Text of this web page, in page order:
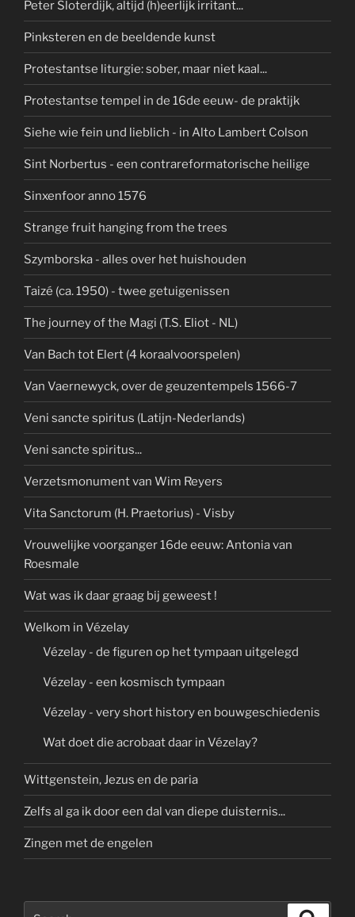
Peter Sloterdijk, altijd (h)eerlijk irritant...
Pinksteren en de beeldende kunst
Protestantse liturgie: sober, maar niet kaal...
Protestantse tempel in de 16de eeuw- de praktijk
Siehe wie fein und lieblich - in Alto Lambert Colson
Sint Norbertus - een contrareformatorische heilige
Sinxenfoor anno 1576
Strange fruit hanging from the trees
Szymborska - alles over het huishouden
Taizé (ca. 1950) - twee getuigenissen
The journey of the Magi (T.S. Eliot - NL)
Van Bach tot Elert (4 koraalvoorspelen)
Van Vaernewyck, over de geuzentempels 1566-7
Veni sancte spiritus (Latijn-Nederlands)
Veni sancte spiritus...
Verzetsmonument van Wim Reyers
Vita Sanctorum (H. Praetorius) - Visby
Vrouwelijke voorganger 16de eeuw: Antonia van
Roesmale
Wat was ik daar graag bij geweest !
Welkom in Vézelay
Vézelay - de figuren op het tympaan uitgelegd
Vézelay - een kosmisch tympaan
Vézelay - very short history en bouwgeschiedenis
Wat doet die acrobaat daar in Vézelay?
Wittgenstein, Jezus en de paria
Zelfs al ga ik door een dal van diepe duisternis...
Zingen met de engelen